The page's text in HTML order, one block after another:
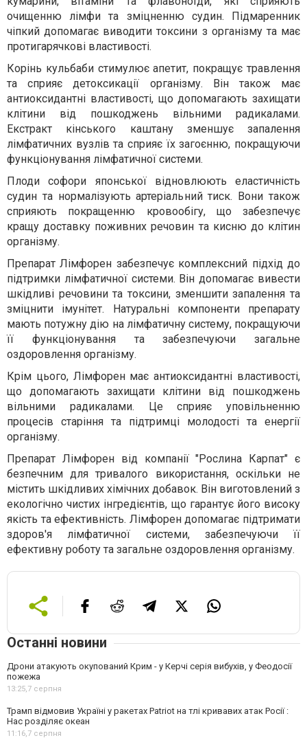
очищенню лімфи та зміцненню судин. Підмаренник
чіпкий допомагає виводити токсини з організму та має
протигарячкові властивості.
Корінь кульбаби стимулює апетит, покращує травлення
та сприяє детоксикації організму. Він також має
антиоксидантні властивості, що допомагають захищати
клітини від пошкоджень вільними радикалами.
Екстракт кінського каштану зменшує запалення
лімфатичних вузлів та сприяє їх загоєнню, покращуючи
функціонування лімфатичної системи.
Плоди софори японської відновлюють еластичність
судин та нормалізують артеріальний тиск. Вони також
сприяють покращенню кровообігу, що забезпечує
кращу доставку поживних речовин та кисню до клітин
організму.
Препарат Лімфорен забезпечує комплексний підхід до
підтримки лімфатичної системи. Він допомагає вивести
шкідливі речовини та токсини, зменшити запалення та
зміцнити імунітет. Натуральні компоненти препарату
мають потужну дію на лімфатичну систему, покращуючи
її функціонування та забезпечуючи загальне
оздоровлення організму.
Крім цього, Лімфорен має антиоксидантні властивості,
що допомагають захищати клітини від пошкоджень
вільними радикалами. Це сприяє уповільненню
процесів старіння та підтримці молодості та енергії
організму.
Препарат Лімфорен від компанії "Рослина Карпат" є
безпечним для тривалого використання, оскільки не
містить шкідливих хімічних добавок. Він виготовлений з
екологічно чистих інгредієнтів, що гарантує його високу
якість та ефективність. Лімфорен допомагає підтримати
здоров'я лімфатичної системи, забезпечуючи її
ефективну роботу та загальне оздоровлення організму.
Останні новини
Дрони атакують окупований Крим - у Керчі серія вибухів, у Феодосії
пожежа
13:25,7 серпня
Трамп відмовив Україні у ракетах Patriot на тлі кривавих атак Росії :
Нас розділяє океан
11:16,7 серпня